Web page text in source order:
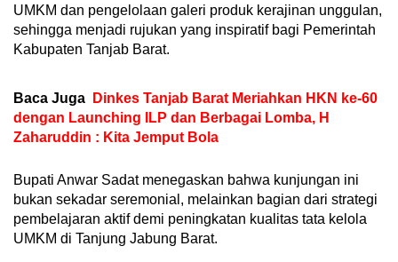
UMKM dan pengelolaan galeri produk kerajinan unggulan,
sehingga menjadi rujukan yang inspiratif bagi Pemerintah
Kabupaten Tanjab Barat.
Baca Juga
Dinkes Tanjab Barat Meriahkan HKN ke-60
dengan Launching ILP dan Berbagai Lomba, H
Zaharuddin : Kita Jemput Bola
Bupati Anwar Sadat menegaskan bahwa kunjungan ini
bukan sekadar seremonial, melainkan bagian dari strategi
pembelajaran aktif demi peningkatan kualitas tata kelola
UMKM di Tanjung Jabung Barat.